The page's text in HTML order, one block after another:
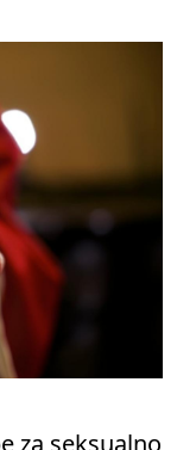
za seksualno